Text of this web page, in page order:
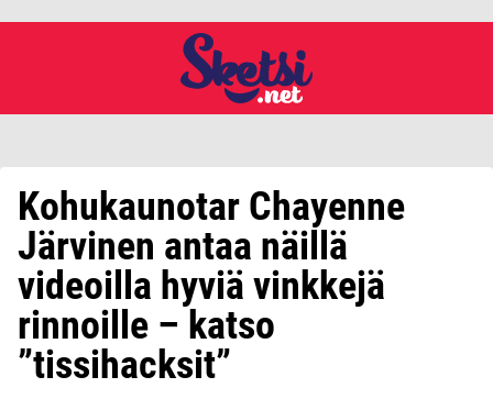
Kohukaunotar Chayenne
Järvinen antaa näillä
videoilla hyviä vinkkejä
rinnoille – katso
”tissihacksit”